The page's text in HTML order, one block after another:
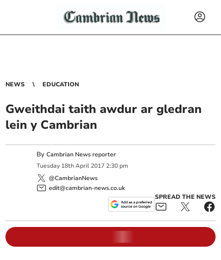
NEWS EDUCATION
Gweithdai taith awdur ar gledran
lein y Cambrian
ByCambrian News reporter
Tuesday 18th April 2017 2:30 pm
@CambrianNews
edit@cambrian-news.co.uk
SPREAD THE NEWS